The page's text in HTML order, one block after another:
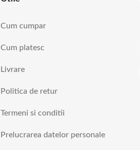
Cum cumpar
Cum platesc
Livrare
Politica de retur
Termeni si conditii
Prelucrarea datelor personale